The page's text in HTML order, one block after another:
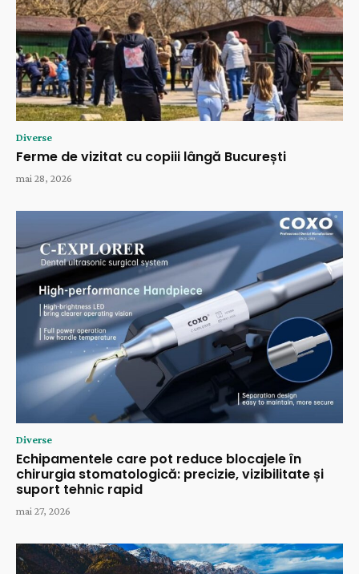
Diverse
Ferme de vizitat cu copiii lângă București
mai 28, 2026
Diverse
Echipamentele care pot reduce blocajele în
chirurgia stomatologică: precizie, vizibilitate și
suport tehnic rapid
mai 27, 2026